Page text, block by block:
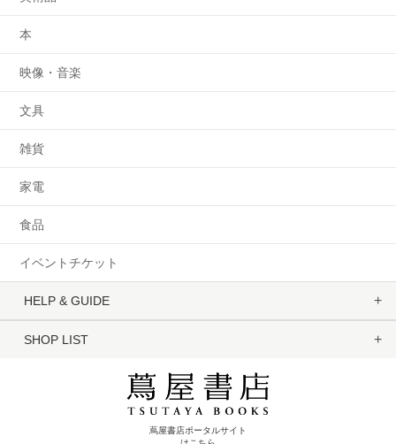
本
映像・音楽
文具
雑貨
家電
食品
イベントチケット
HELP & GUIDE
SHOP LIST
蔦屋書店ポータルサイト